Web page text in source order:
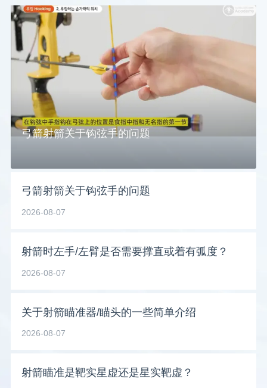
弓箭射箭关于钩弦手的问题
弓箭射箭关于钩弦手的问题
2026-08-07
射箭时左手/左臂是否需要撑直或着有弧度？
2026-08-07
关于射箭瞄准器/瞄头的一些简单介绍
2026-08-07
射箭瞄准是靶实星虚还是星实靶虚？